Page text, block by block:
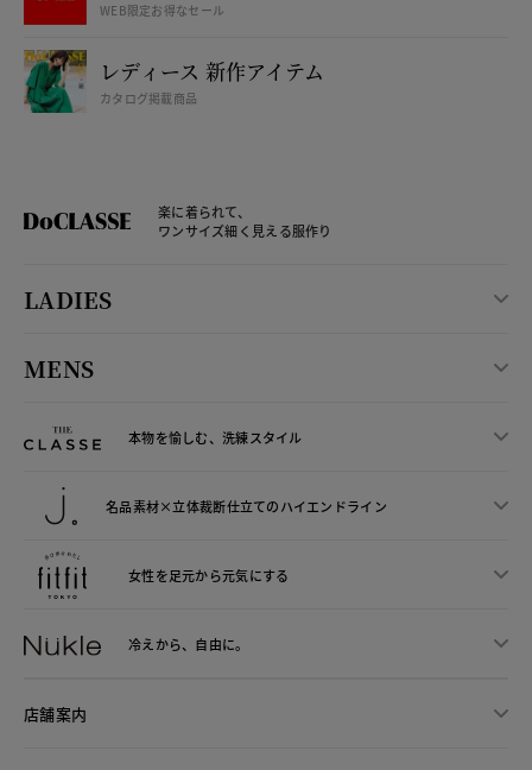
WEB限定お得なセール
レディース 新作アイテム
カタログ掲載商品
楽に着られて、
ワンサイズ細く見える服作り
LADIES
MENS
本物を愉しむ、洗練スタイル
名品素材×立体裁断仕立てのハイエンドライン
女性を足元から元気にする
冷えから、 自由に。
店舗案内